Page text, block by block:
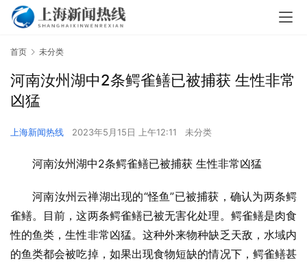
首页 未分类
河南汝州湖中2条鳄雀鳝已被捕获 生性非常
凶猛
上海新闻热线 2023年5月15日 上午12:11 未分类
河南汝州湖中2条鳄雀鳝已被捕获 生性非常凶猛
河南汝州云禅湖出现的“怪鱼”已被捕获，确认为两条鳄
雀鳝。目前，这两条鳄雀鳝已被无害化处理。鳄雀鳝是肉食
性的鱼类，生性非常凶猛。这种外来物种缺乏天敌，水域内
的鱼类都会被吃掉，如果出现食物短缺的情况下，鳄雀鳝甚